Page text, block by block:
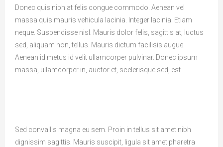
Donec quis nibh at felis congue commodo. Aenean vel
massa quis mauris vehicula lacinia. Integer lacinia. Etiam
neque. Suspendisse nisl. Mauris dolor felis, sagittis at, luctus
sed, aliquam non, tellus. Mauris dictum facilisis augue.
Aenean id metus id velit ullamcorper pulvinar. Donec ipsum
massa, ullamcorper in, auctor et, scelerisque sed, est.
Sed convallis magna eu sem. Proin in tellus sit amet nibh
dignissim sagittis. Mauris suscipit, ligula sit amet pharetra